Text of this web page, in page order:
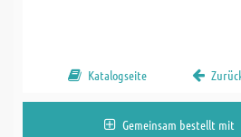
Katalogseite
Gemeinsam bestellt mit